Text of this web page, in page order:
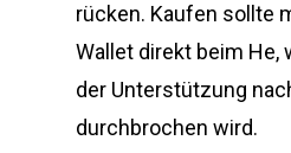
rücken. Kaufen sollte
Wallet direkt beim He,
der Unterstützung
durchbrochen wird.